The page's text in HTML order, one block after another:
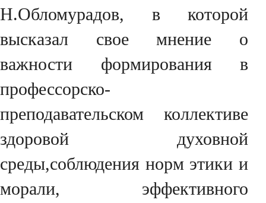
Н.Обломурадов, в которой
высказал свое мнение о
важности формирования в
профессорско-
преподавательском коллективе
здоровой духовной
среды,соблюдения норм этики и
морали, эффективного